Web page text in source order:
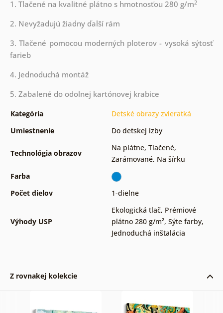
1. Tlačené na kvalitné plátno s hmotnosťou 280 g/m2
2. Nevyžadujú žiadny ďalší rám
3. Tlačené pomocou moderných ploterov - vysoká sýtosť
farieb
4. Jednoduchá montáž
5. Zabalené do odolnej kartónovej krabice
Kategória
Detské obrazy zvieratká
Umiestnenie
Do detskej izby
Technológia obrazov
Na plátne, Tlačené,
Zarámované, Na šírku
Farba
Počet dielov
1-dielne
Výhody USP
Ekologická tlač, Prémiové
plátno 280 g/m², Sýte farby,
Jednoduchá inštalácia
Z rovnakej kolekcie